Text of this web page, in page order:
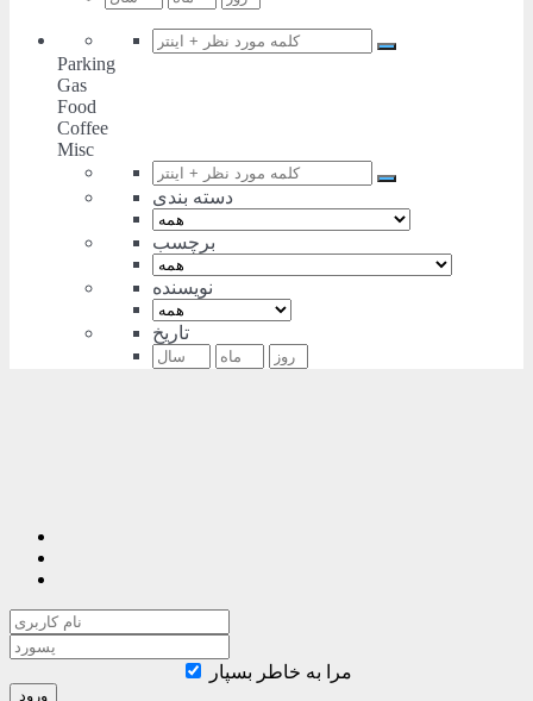
Parking
Gas
Food
Coffee
Misc
دسته بندی
برچسب
نویسنده
تاریخ
مرا به خاطر بسپار